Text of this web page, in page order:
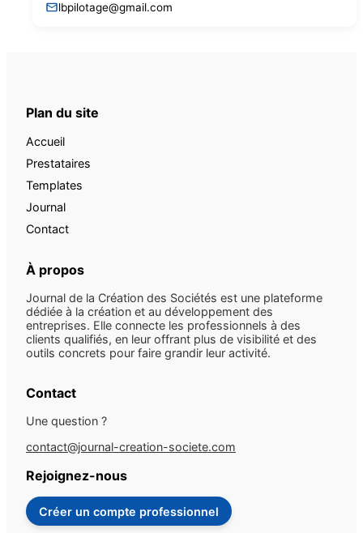
lbpilotage@gmail.com
Plan du site
Accueil
Prestataires
Templates
Journal
Contact
À propos
Journal de la Création des Sociétés est une plateforme
dédiée à la création et au développement des
entreprises. Elle connecte les professionnels à des
clients qualifiés, en leur offrant plus de visibilité et des
outils concrets pour faire grandir leur activité.
Contact
Une question ?
contact@journal-creation-societe.com
Rejoignez-nous
Créer un compte professionnel